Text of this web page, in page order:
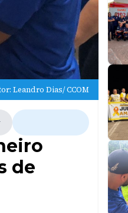
Leandro Dias/ CCOM
de